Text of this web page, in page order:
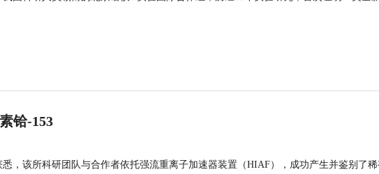
铪-153
，该所科研团队与合作者依托强流重离子加速器装置（HIAF），成功产生并鉴别了